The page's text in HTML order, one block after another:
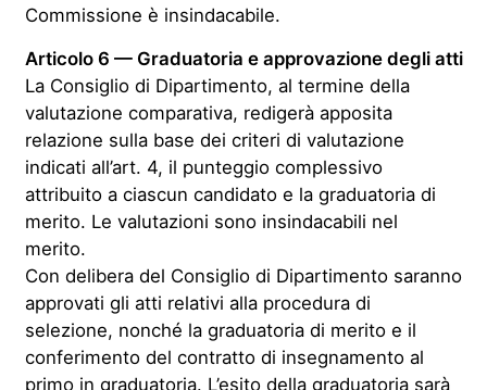
Commissione è insindacabile.
Articolo 6 — Graduatoria e approvazione degli atti
La Consiglio di Dipartimento, al termine della
valutazione comparativa, redigerà apposita
relazione sulla base dei criteri di valutazione
indicati all’art. 4, il punteggio complessivo
attribuito a ciascun candidato e la graduatoria di
merito. Le valutazioni sono insindacabili nel
merito.
Con delibera del Consiglio di Dipartimento saranno
approvati gli atti relativi alla procedura di
selezione, nonché la graduatoria di merito e il
conferimento del contratto di insegnamento al
primo in graduatoria. L’esito della graduatoria sarà